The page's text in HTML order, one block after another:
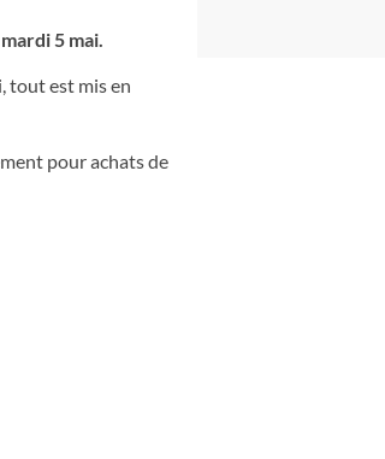
5 mai.
tout est mis en
pour achats de